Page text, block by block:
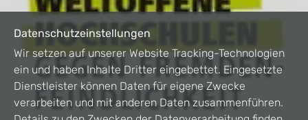
Datenschutzeinstellungen
Wir setzen auf unserer Website Tracking-Technologien
ein und haben Inhalte Dritter eingebettet. Eingesetzte
Dienstleister können Daten für eigene Zwecke
verarbeiten und mit anderen Daten zusammenführen.